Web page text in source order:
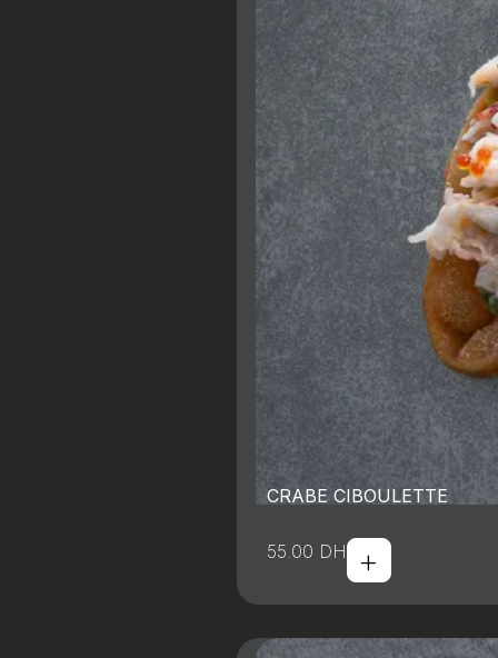
CRABE CIBOULETTE
55.00 DH +